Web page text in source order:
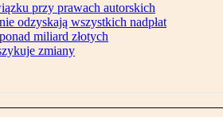
przy prawach autorskich
odzyskają wszystkich nadpłat
miliard złotych
zmiany